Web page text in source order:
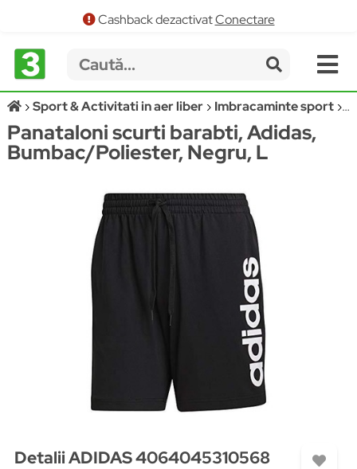
Cashback dezactivatConectare
Sport & Activitati in aer liber Imbracaminte sport
Panataloni scurti barabti, Adidas,
Bumbac/Poliester, Negru, L
Detalii ADIDAS 4064045310568